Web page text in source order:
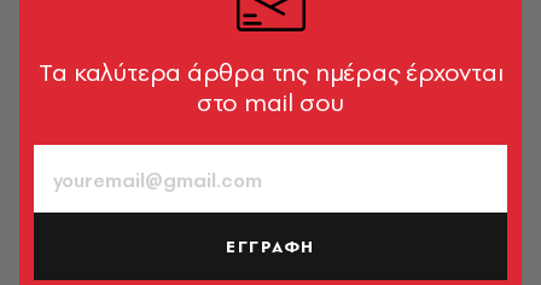
τις προκλήσεις της Ευρώπης και το Brexit
Μάνος Νομικός
Tα καλύτερα άρθρα της ημέρας έρχονται
στο mail σου
ΕΓΓΡΑΦΗ